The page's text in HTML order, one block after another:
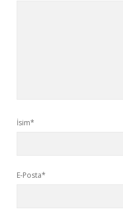
İsim*
E-Posta*